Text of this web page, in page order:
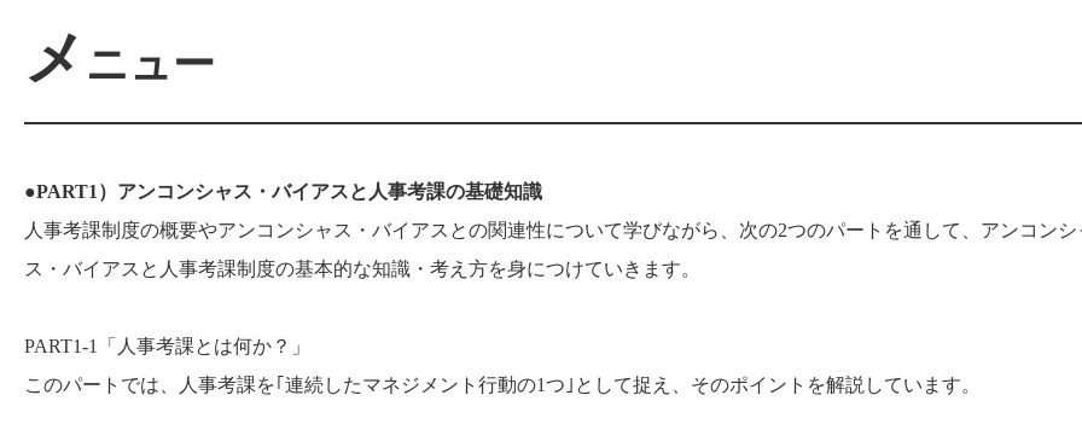
メ ニュー
●PART1）アンコンシャス・バイアスと人事考課の基礎知識
人事考課制度の概要やアンコンシャス・バイアスとの関連性について学びながら、次の2つのパートを通して、アンコンシ
ス・バイアスと人事考課制度の基本的な知識・考え方を身につけていきます。
PART1-1「人事考課とは何か？」
このパートでは、人事考課を｢連続したマネジメント行動の1つ｣として捉え、そのポイントを解説しています。